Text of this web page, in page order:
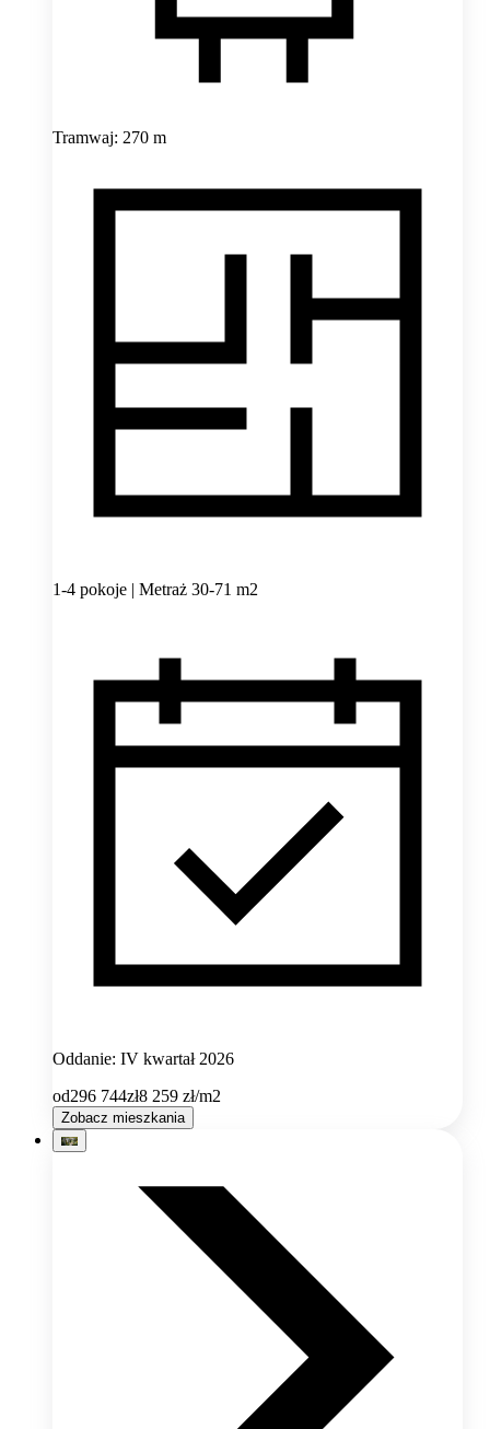
Tramwaj: 270 m
1-4 pokoje | Metraż 30-71 m2
Oddanie: IV kwartał 2026
od296 744zł8 259 zł/m2
Zobacz mieszkania